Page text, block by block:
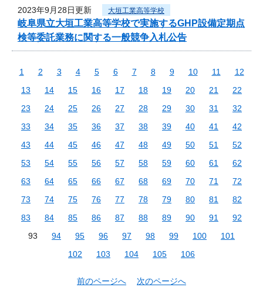
2023年9月28日更新 大垣工業高等学校
岐阜県立大垣工業高等学校で実施するGHP設備定期点
検等委託業務に関する一般競争入札公告
1 2 3 4 5 6 7 8 9 10 11
12
13
14 15 16 17 18 19 20 21
22
23
24 25 26 27 28 29 30 31
32
33
34 35 36 37 38 39 40 41
42
43
44 45 46 47 48 49 50 51
52
53
54 55 56 57 58 59 60 61
62
63
64 65 66 67 68 69 70 71
72
73
74 75 76 77 78 79 80 81
82
83
84 85 86 87 88 89 90 91
92
93
94 95 96 97 98 99 100
101
102
103 104 105 106
前のページへ 次のページへ